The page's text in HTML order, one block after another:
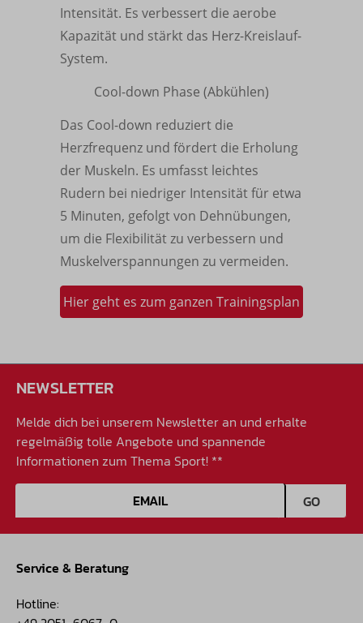
Intensität. Es verbessert die aerobe
Kapazität und stärkt das Herz-Kreislauf-
System.
Cool-down Phase (Abkühlen)
Das Cool-down reduziert die
Herzfrequenz und fördert die Erholung
der Muskeln. Es umfasst leichtes
Rudern bei niedriger Intensität für etwa
5 Minuten, gefolgt von Dehnübungen,
um die Flexibilität zu verbessern und
Muskelverspannungen zu vermeiden.
Hier geht es zum ganzen Trainingsplan
NEWSLETTER
Melde dich bei unserem Newsletter an und erhalte
regelmäßig tolle Angebote und spannende
Informationen zum Thema Sport! **
E-Mail-Adresse
GO
Service & Beratung
Hotline: